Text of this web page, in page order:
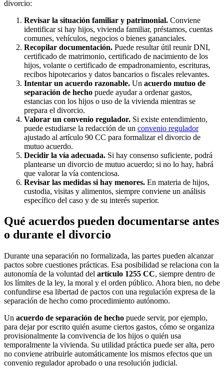
divorcio:
Revisar la situación familiar y patrimonial. Conviene
identificar si hay hijos, vivienda familiar, préstamos, cuentas
comunes, vehículos, negocios o bienes gananciales.
Recopilar documentación. Puede resultar útil reunir DNI,
certificado de matrimonio, certificado de nacimiento de los
hijos, volante o certificado de empadronamiento, escrituras,
recibos hipotecarios y datos bancarios o fiscales relevantes.
Intentar un acuerdo razonable. Un acuerdo mutuo de
separación de hecho puede ayudar a ordenar gastos,
estancias con los hijos o uso de la vivienda mientras se
prepara el divorcio.
Valorar un convenio regulador. Si existe entendimiento,
puede estudiarse la redacción de un convenio regulador
ajustado al artículo 90 CC para formalizar el divorcio de
mutuo acuerdo.
Decidir la vía adecuada. Si hay consenso suficiente, podrá
plantearse un divorcio de mutuo acuerdo; si no lo hay, habrá
que valorar la vía contenciosa.
Revisar las medidas si hay menores. En materia de hijos,
custodia, visitas y alimentos, siempre conviene un análisis
específico del caso y de su interés superior.
Qué acuerdos pueden documentarse antes
o durante el divorcio
Durante una separación no formalizada, las partes pueden alcanzar
pactos sobre cuestiones prácticas. Esa posibilidad se relaciona con la
autonomía de la voluntad del artículo 1255 CC, siempre dentro de
los límites de la ley, la moral y el orden público. Ahora bien, no debe
confundirse esa libertad de pactos con una regulación expresa de la
separación de hecho como procedimiento autónomo.
Un acuerdo de separación de hecho puede servir, por ejemplo,
para dejar por escrito quién asume ciertos gastos, cómo se organiza
provisionalmente la convivencia de los hijos o quién usa
temporalmente la vivienda. Su utilidad práctica puede ser alta, pero
no conviene atribuirle automáticamente los mismos efectos que un
convenio regulador aprobado o una resolución judicial.